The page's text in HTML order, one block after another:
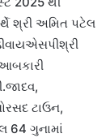
શ્રી અમિત પટેલ
ટાઉન,
64 ગુનામાં